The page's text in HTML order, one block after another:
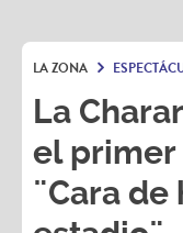
La
el primer
¨Cara
estadio¨